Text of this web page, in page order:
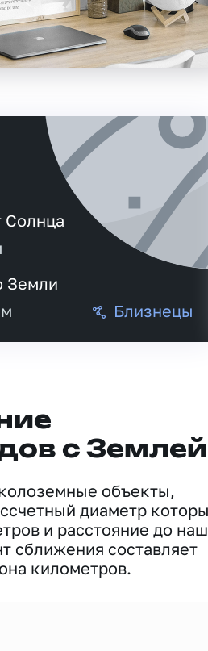
Солнца
Земли
Близнецы
с Землей
объекты,
диаметр
и расстояние до
сближения составляет
километров.